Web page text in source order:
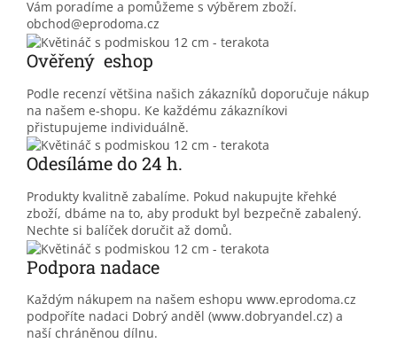
Vám poradíme a pomůžeme s výběrem zboží.
obchod@eprodoma.cz
Ověřený eshop
Podle recenzí většina našich zákazníků doporučuje nákup
na našem e-shopu. Ke každému zákazníkovi
přistupujeme individuálně.
Odesíláme do 24 h.
Produkty kvalitně zabalíme. Pokud nakupujte křehké
zboží, dbáme na to, aby produkt byl bezpečně zabalený.
Nechte si balíček doručit až domů.
Podpora nadace
Každým nákupem na našem eshopu www.eprodoma.cz
podpoříte nadaci Dobrý anděl (www.dobryandel.cz) a
naší chráněnou dílnu.